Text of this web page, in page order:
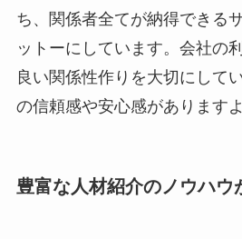
ち、関係者全てが納得できる
ットーにしています。会社の
良い関係性作りを大切にして
の信頼感や安心感がありますよ
豊富な人材紹介のノウハウ